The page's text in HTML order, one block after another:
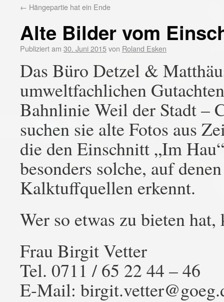
← Hängepartie hat ein Ende
Alte Bilder vom
Publiziert am 30. Juni 2015von Roland Esken
Das Büro Detzel &
umweltfachlichen
Bahnlinie Weil der Stadt –
suchen sie alte Fotos aus
die den Einschnitt „Im
besonders solche, auf
Kalktuffquellen erkennt.
Wer so etwas zu bieten
Frau Birgit Vetter
Tel. 0711 / 65 22 44 – 46
E-Mail: